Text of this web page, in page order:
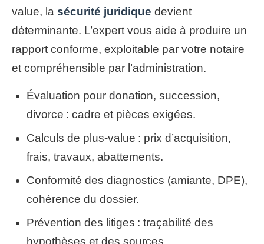
value, la sécurité juridique devient
déterminante. L’expert vous aide à produire un
rapport conforme, exploitable par votre notaire
et compréhensible par l’administration.
Évaluation pour donation, succession,
divorce : cadre et pièces exigées.
Calculs de plus-value : prix d’acquisition,
frais, travaux, abattements.
Conformité des diagnostics (amiante, DPE),
cohérence du dossier.
Prévention des litiges : traçabilité des
hypothèses et des sources.